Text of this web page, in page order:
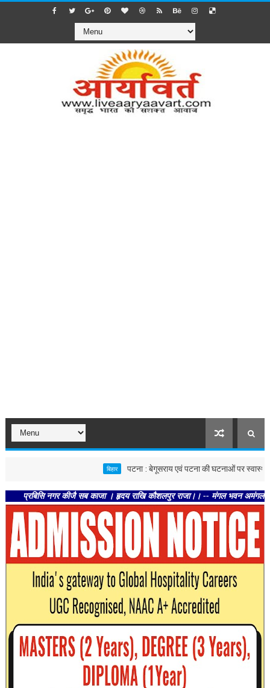
पटना : बेगूसराय एवं पटना की घटनाओं पर स्वास्थ्य विभाग
नगर कीजै सब काजा । हृदय राखि कौशलपुर राजा।। -- मंगल भवन अमंगल हारी।